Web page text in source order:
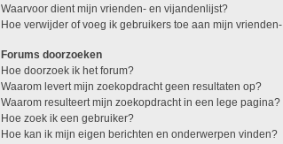
Waarvoor dient mijn vrienden- en vijandenlijst?
Hoe verwijder of voeg ik gebruikers toe aan mijn
Forums doorzoeken
Hoe doorzoek ik het forum?
Waarom levert mijn zoekopdracht geen resultaten op?
Waarom resulteert mijn zoekopdracht in een lege pagina?
Hoe zoek ik een gebruiker?
Hoe kan ik mijn eigen berichten en onderwerpen vinden?